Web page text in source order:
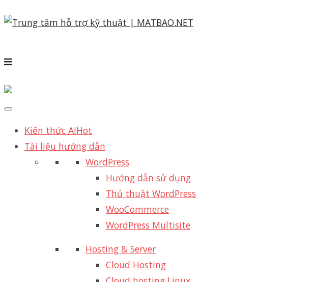
Kiến thức AIHot
Tài liệu hướng dẫn
WordPress
Hướng dẫn sử dụng
Thủ thuật WordPress
WooCommerce
WordPress Multisite
Hosting & Server
Cloud Hosting